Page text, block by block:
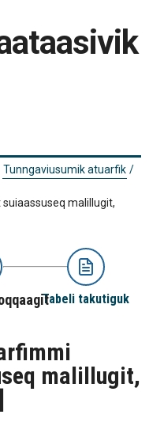
Tunngaviusumik atuarfik /
malillugit,
Tabeli takutiguk
malillugit,